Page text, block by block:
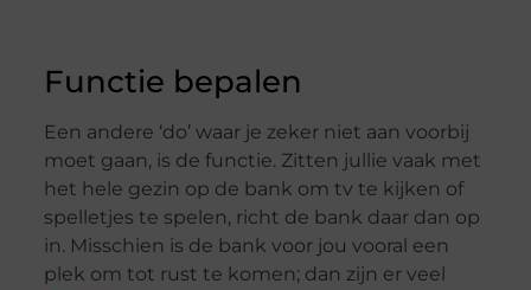
Functie bepalen
Een andere ‘do’ waar je zeker niet aan voorbij
moet gaan, is de functie. Zitten jullie vaak met
het hele gezin op de bank om tv te kijken of
spelletjes te spelen, richt de bank daar dan op
in. Misschien is de bank voor jou vooral een
plek om tot rust te komen; dan zijn er veel